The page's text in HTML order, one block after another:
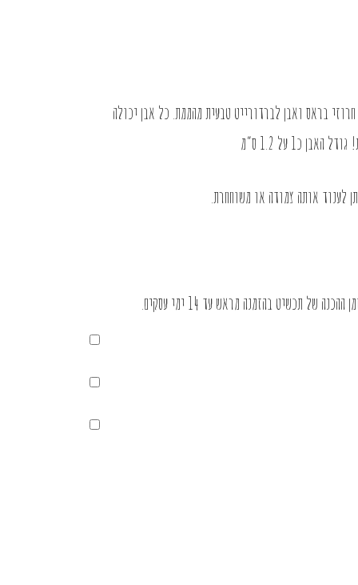
בראס ואבן לברדורייט טבעית מהממת. כל אבן יכולה
כ1 על 1.2 ס”מ
לענוד אותה צמודה או משוחחרת.
של תכשיט בהזמנה מראש עד 14 ימי עסקים.